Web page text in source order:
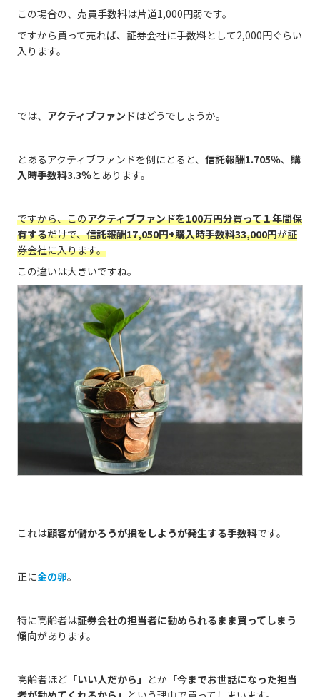
この場合の、売買手数料は片道1,000円弱です。
ですから買って売れば、証券会社に手数料として2,000円ぐらい
入ります。
では、 アクティブファンドはどうでしょうか。
とあるアクティブファンドを例にとると、 信託報酬1.705％、 購
入時手数料3.3％とあります。
ですから、このアクティブファンドを100万円分買って１年間保
有するだけで、信託報酬17,050円+購入時手数料33,000円が証
券会社に入ります。
この違いは大きいですね。
これは顧客が儲かろうが損をしようが発生する手数料です。
正に金の卵。
特に高齢者は証券会社の担当者に勧められるまま買ってしまう
傾向があります。
高齢者ほど 「いい人だから」 とか 「今までお世話になった担当